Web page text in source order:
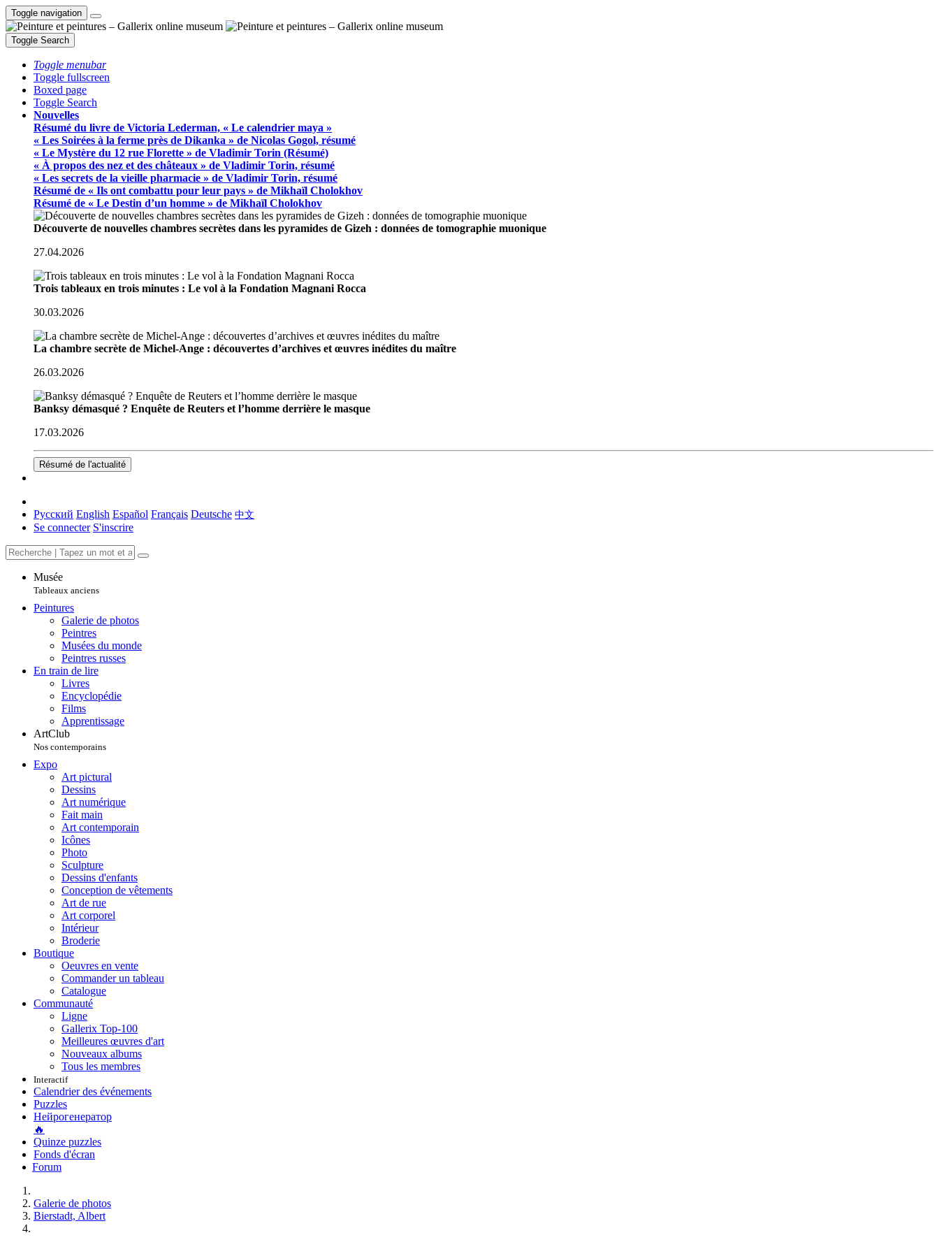
Toggle navigation
Toggle Search
Toggle menubar
Toggle fullscreen
Boxed page
Toggle Search
Nouvelles
Résumé du livre de Victoria Lederman, « Le calendrier maya »
« Les Soirées à la ferme près de Dikanka » de Nicolas Gogol, résumé
« Le Mystère du 12 rue Florette » de Vladimir Torin (Résumé)
« À propos des nez et des châteaux » de Vladimir Torin, résumé
« Les secrets de la vieille pharmacie » de Vladimir Torin, résumé
Résumé de « Ils ont combattu pour leur pays » de Mikhaïl Cholokhov
Résumé de « Le Destin d’un homme » de Mikhaïl Cholokhov
Découverte de nouvelles chambres secrètes dans les pyramides de Gizeh : données de tomographie muonique
27.04.2026
Trois tableaux en trois minutes : Le vol à la Fondation Magnani Rocca
30.03.2026
La chambre secrète de Michel-Ange : découvertes d’archives et œuvres inédites du maître
26.03.2026
Banksy démasqué ? Enquête de Reuters et l’homme derrière le masque
17.03.2026
Résumé de l'actualité
Русский English Español Français Deutsche 中文
Se connecter S'inscrire
Musée
Tableaux anciens
Peintures
Galerie de photos
Peintres
Musées du monde
Peintres russes
En train de lire
Livres
Encyclopédie
Films
Apprentissage
ArtClub
Nos contemporains
Expo
Art pictural
Dessins
Art numérique
Fait main
Art contemporain
Icônes
Photo
Sculpture
Dessins d'enfants
Conception de vêtements
Art de rue
Art corporel
Intérieur
Broderie
Boutique
Oeuvres en vente
Commander un tableau
Catalogue
Communauté
Ligne
Gallerix Top-100
Meilleures œuvres d'art
Nouveaux albums
Tous les membres
Interactif
Calendrier des événements
Puzzles
Нейрогенератор
🔥
Quinze puzzles
Fonds d'écran
Forum
Galerie de photos
Bierstadt, Albert